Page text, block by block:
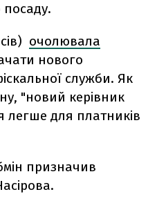
очолювала
нового
служби. Як
"новий керівник
для платників
призначив